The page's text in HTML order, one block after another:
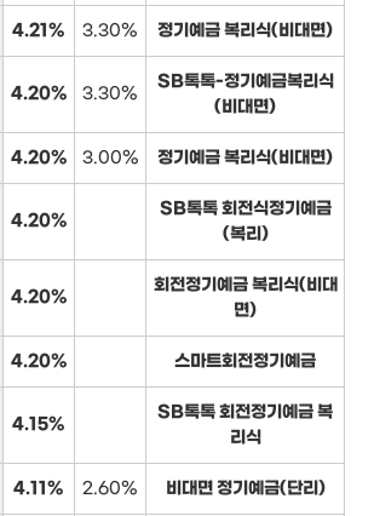
4.21% 3.30% 정기예금 복리식(비대면)
4.20% 3.30%
SB톡톡-정기예금복리식
(비대면)
4.20% 3.00% 정기예금 복리식(비대면)
4.20%
SB톡톡 회전식정기예금
(복리)
4.20%
회전정기예금 복리식(비대
면)
4.20% 스마트회전정기예금
4.15%
SB톡톡 회전정기예금 복
리식
4.11% 2.60% 비대면 정기예금(단리)